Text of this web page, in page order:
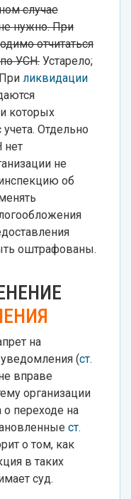
случае
нужно. При
отчитаться
УСН. Устарело;
ликвидации
которых
Отдельно
нет
не
об
оштрафованы.
на
(ст.
вправе
организации
переходе на
ст.
о том, как
в таких
суд.